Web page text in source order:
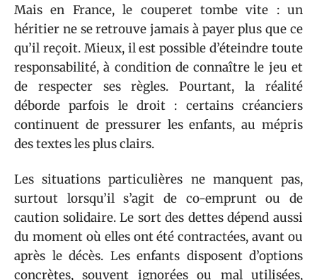
Mais en France, le couperet tombe vite : un
héritier ne se retrouve jamais à payer plus que ce
qu’il reçoit. Mieux, il est possible d’éteindre toute
responsabilité, à condition de connaître le jeu et
de respecter ses règles. Pourtant, la réalité
déborde parfois le droit : certains créanciers
continuent de pressurer les enfants, au mépris
des textes les plus clairs.
Les situations particulières ne manquent pas,
surtout lorsqu’il s’agit de co-emprunt ou de
caution solidaire. Le sort des dettes dépend aussi
du moment où elles ont été contractées, avant ou
après le décès. Les enfants disposent d’options
concrètes, souvent ignorées ou mal utilisées,